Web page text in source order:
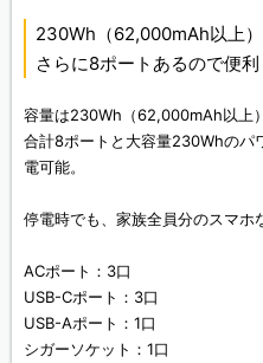
230Wh（62,000mAh以上）
さらに8ポートあるので便利
容量は230Wh（62,000mAh以上
合計8ポートと大容量230Whのパ
電可能。
停電時でも、家族全員分のスマホ
ACポート：3口
USB-Cポート：3口
USB-Aポート：1口
シガーソケット：1口